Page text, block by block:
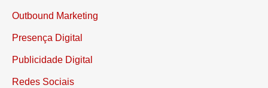
Outbound Marketing
Presença Digital
Publicidade Digital
Redes Sociais